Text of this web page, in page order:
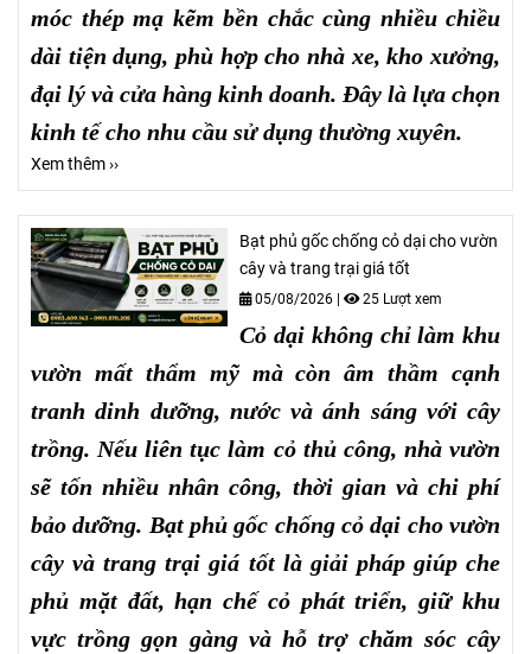
móc thép mạ kẽm bền chắc cùng nhiều chiều
dài tiện dụng, phù hợp cho nhà xe, kho xưởng,
đại lý và cửa hàng kinh doanh. Đây là lựa chọn
kinh tế cho nhu cầu sử dụng thường xuyên.
Xem thêm ››
Bạt phủ gốc chống cỏ dại cho vườn
cây và trang trại giá tốt
05/08/2026 | 25 Lượt xem
Cỏ dại không chỉ làm khu
vườn mất thẩm mỹ mà còn âm thầm cạnh
tranh dinh dưỡng, nước và ánh sáng với cây
trồng. Nếu liên tục làm cỏ thủ công, nhà vườn
sẽ tốn nhiều nhân công, thời gian và chi phí
bảo dưỡng. Bạt phủ gốc chống cỏ dại cho vườn
cây và trang trại giá tốt là giải pháp giúp che
phủ mặt đất, hạn chế cỏ phát triển, giữ khu
vực trồng gọn gàng và hỗ trợ chăm sóc cây